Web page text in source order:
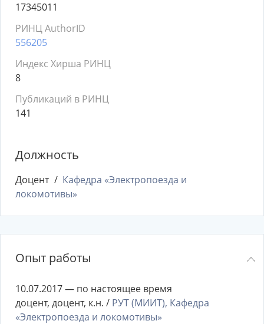
17345011
РИНЦ AuthorID
556205
Индекс Хирша РИНЦ
8
Публикаций в РИНЦ
141
Должность
Доцент
Кафедра «Электропоезда и
локомотивы»
Опыт работы
10.07.2017 — по настоящее время
доцент, доцент, к.н. / РУТ (МИИТ), Кафедра
«Электропоезда и локомотивы»